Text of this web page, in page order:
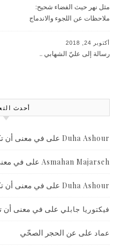
مثل نهر حيث الفضاء شحيح:
ملاحظات عن اللجوء والاندماج
أكتوبر 24, 2018
رسالة إلى عليّ الشهابي ..
أحدث
Duha Ashour على في معنى أن
Asmahan Majarseh على في
Duha Ashour على في معنى أن
فيكتوريا جابلي على في معنى أن
عماد على عن الحجر الصحّي